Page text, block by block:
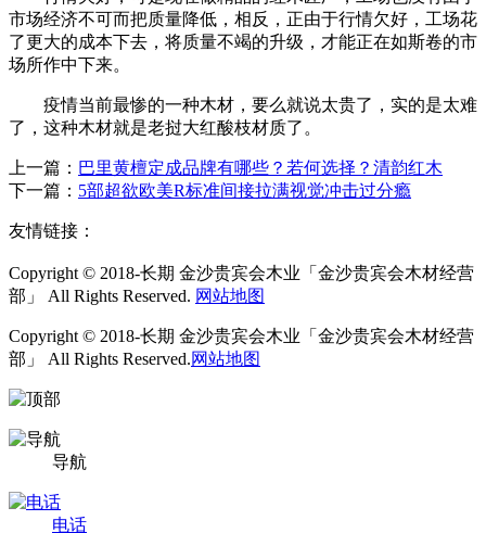
市场经济不可而把质量降低，相反，正由于行情欠好，工场花
了更大的成本下去，将质量不竭的升级，才能正在如斯卷的市
场所作中下来。
疫情当前最惨的一种木材，要么就说太贵了，实的是太难
了，这种木材就是老挝大红酸枝材质了。
上一篇： 巴里黄檀定成品牌有哪些？若何选择？清韵红木
下一篇： 5部超欲欧美R标准间接拉满视觉冲击过分瘾
友情链接：
Copyright © 2018-长期 金沙贵宾会木业「金沙贵宾会木材经营
部」 All Rights Reserved. 网站地图
Copyright © 2018-长期 金沙贵宾会木业「金沙贵宾会木材经营
部」 All Rights Reserved.网站地图
导航
电话